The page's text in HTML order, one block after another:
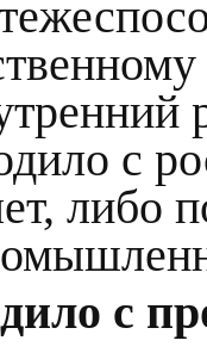
с
либо
с